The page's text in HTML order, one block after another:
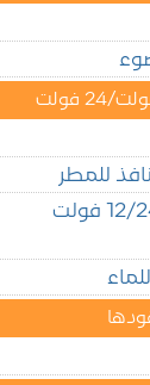
للمطر
حجم إمداد الطاقة 12/24 فولت